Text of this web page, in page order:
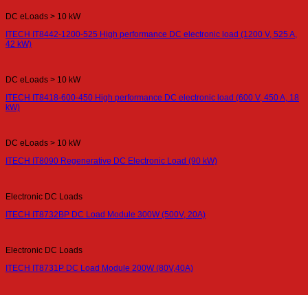
DC eLoads > 10 kW
ITECH IT8442-1200-525 High performance DC electronic load (1200 V, 525 A,
42 kW)
DC eLoads > 10 kW
ITECH IT8418-600-450 High performance DC electronic load (600 V, 450 A, 18
kW)
DC eLoads > 10 kW
ITECH IT8090 Regenerative DC Electronic Load (90 kW)
Electronic DC Loads
ITECH IT8732BP DC Load Module 300W (500V, 20A)
Electronic DC Loads
ITECH IT8731P DC Load Module 200W (80V,40A)